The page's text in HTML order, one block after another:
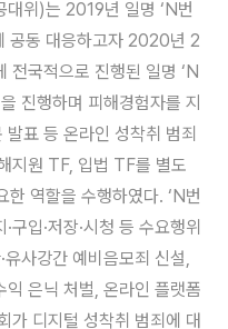
대위)는 2019년 일명 ‘N번
공동 대응하고자 2020년 2
전국적으로 진행된 일명 ‘N
진행하며 피해경험자를 지
표 등 온라인 성착취 범죄
지원 TF, 입법 TF를 별도
한 역할을 수행하였다. ‘N번
구입·저장·시청 등 수요행위
유사강간 예비음모죄 신설,
은닉 처벌, 온라인 플랫폼
가 디지털 성착취 범죄에 대